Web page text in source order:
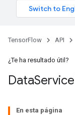
TensorFlow API
¿Te ha resultado útil?
DataService
En esta página